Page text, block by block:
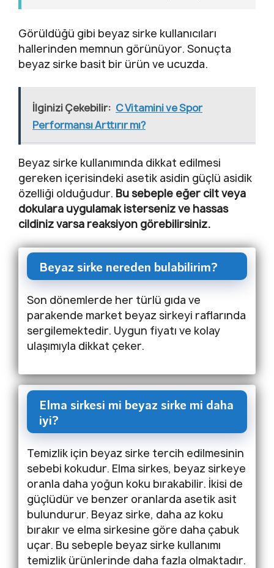
Görüldüğü gibi beyaz sirke kullanıcıları
hallerinden memnun görünüyor. Sonuçta
beyaz sirke basit bir ürün ve ucuzda.
İlginizi Çekebilir: C Vitamini ve Spor
Performansı Arttırır mı?
Beyaz sirke kullanımında dikkat edilmesi
gereken içerisindeki asetik asidin güçlü asidik
özelliği olduğudur. Bu sebeple eğer cilt veya
dokulara uygulamak isterseniz ve hassas
cildiniz varsa reaksiyon görebilirsiniz.
Beyaz sirke nereden bulabilirim?
Son dönemlerde her türlü gıda ve
parakende market beyaz sirkeyi raflarında
sergilemektedir. Uygun fiyatı ve kolay
ulaşımıyla dikkat çeker.
Elma sirkesi mi beyaz sirke mi daha
iyi?
Temizlik için beyaz sirke tercih edilmesinin
sebebi kokudur. Elma sirkes, beyaz sirkeye
oranla daha yoğun koku bırakabilir. İkisi de
güçlüdür ve benzer oranlarda asetik asit
bulundurur. Beyaz sirke, daha az koku
bırakır ve elma sirkesine göre daha çabuk
uçar. Bu sebeple beyaz sirke kullanımı
temizlik ürünlerinde daha fazla olmaktadır.